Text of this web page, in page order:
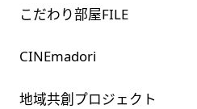
こだわり部屋FILE
CINEmadori
地域共創プロジェクト